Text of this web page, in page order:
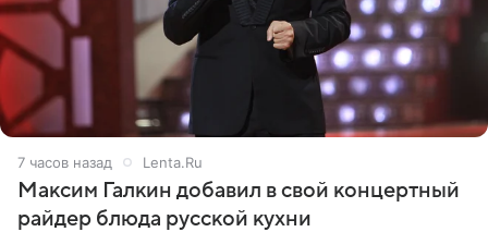
7 часов назад Lenta.Ru
Максим Галкин добавил в свой концертный
райдер блюда русской кухни